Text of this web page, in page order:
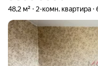
48,2 м² 2-комн. квартира